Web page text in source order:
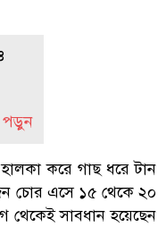
পড়ুন
করে গাছ ধরে টান
চোর এসে ১৫ থেকে ২০
থেকেই সাবধান হয়েছেন